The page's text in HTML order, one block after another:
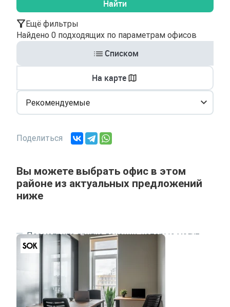
Найти
Ещё фильтры
Найдено 0 подходящих по параметрам офисов
Списком
На карте
Рекомендуемые
Поделиться
Вы можете выбрать офис в этом
районе из актуальных предложений
ниже
Посмотрите другие локации, которые могут
подходить под ваш запрос